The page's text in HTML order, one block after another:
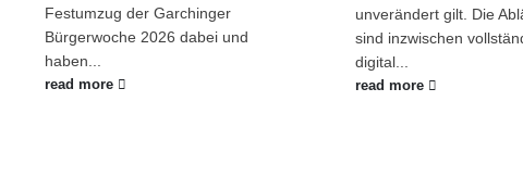
Festumzug der Garchinger
Bürgerwoche 2026 dabei und
haben...
read more
unverändert gilt. Die
sind inzwischen
digital...
read more